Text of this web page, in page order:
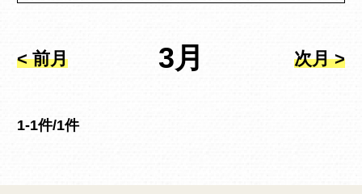
< 前月 3月 次月 >
1-1件/1件